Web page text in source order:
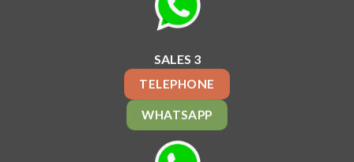
SALES 3
TELEPHONE
WHATSAPP